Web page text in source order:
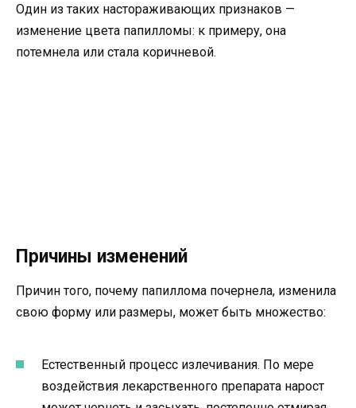
Один из таких настораживающих признаков —
изменение цвета папилломы: к примеру, она
потемнела или стала коричневой.
Причины изменений
Причин того, почему папиллома почернела, изменила
свою форму или размеры, может быть множество:
Естественный процесс излечивания. По мере
воздействия лекарственного препарата нарост